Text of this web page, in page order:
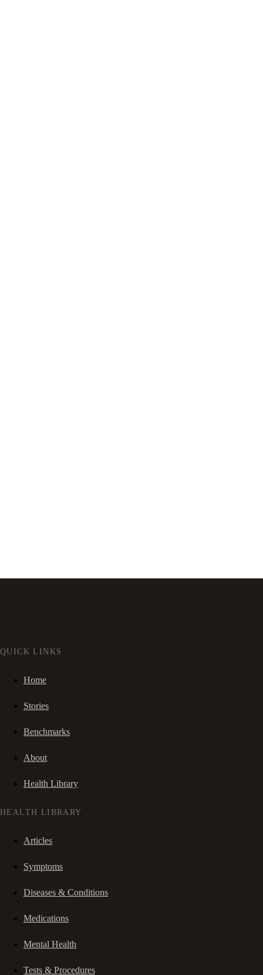
QUICK LINKS
Home
Stories
Benchmarks
About
Health Library
HEALTH LIBRARY
Articles
Symptoms
Diseases & Conditions
Medications
Mental Health
Tests & Procedures